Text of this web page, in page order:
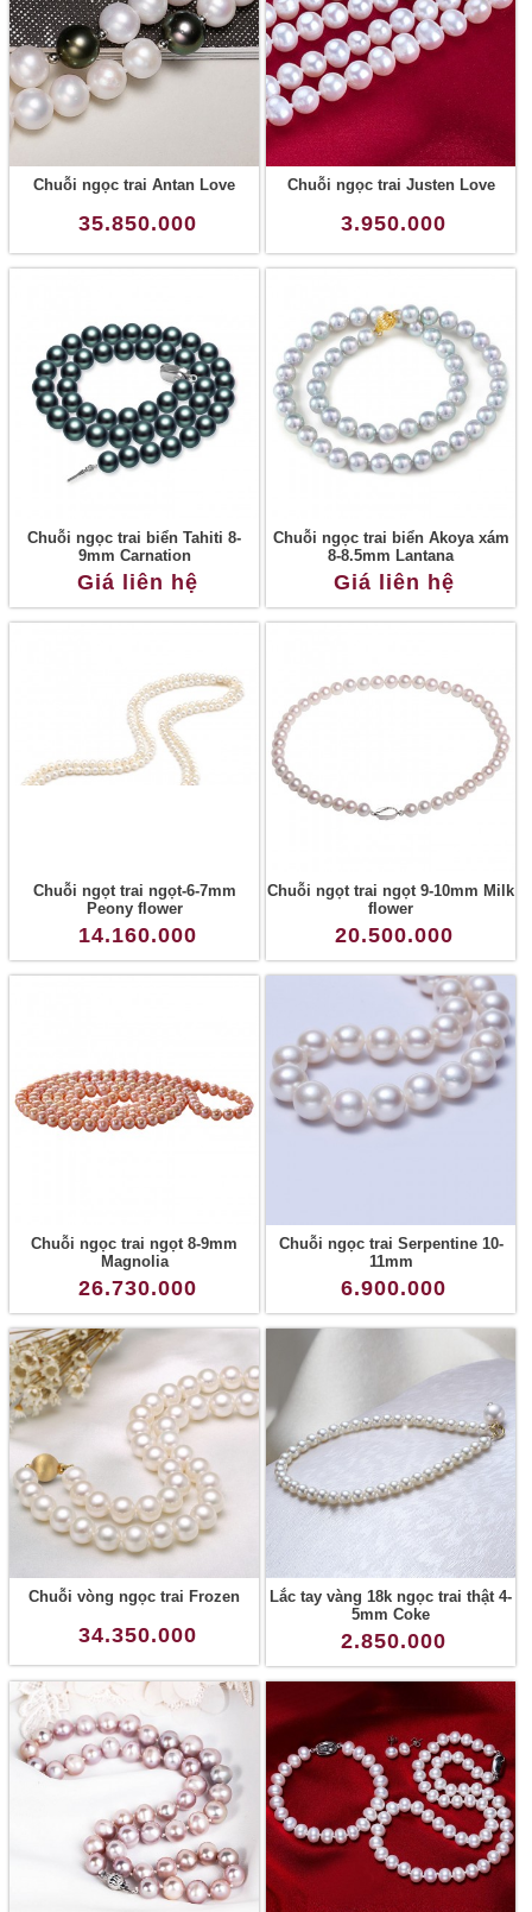
Chuỗi ngọc trai Antan Love
35.850.000
Chuỗi ngọc trai Justen Love
3.950.000
Chuỗi ngọc trai biển Tahiti 8-
9mm Carnation
Giá liên hệ
Chuỗi ngọc trai biển Akoya xám
8-8.5mm Lantana
Giá liên hệ
Chuỗi ngọt trai ngọt-6-7mm
Peony flower
14.160.000
Chuỗi ngọt trai ngọt 9-10mm Milk
flower
20.500.000
Chuỗi ngọc trai ngọt 8-9mm
Magnolia
26.730.000
Chuỗi ngọc trai Serpentine 10-
11mm
6.900.000
Chuỗi vòng ngọc trai Frozen
34.350.000
Lắc tay vàng 18k ngọc trai thật 4-
5mm Coke
2.850.000